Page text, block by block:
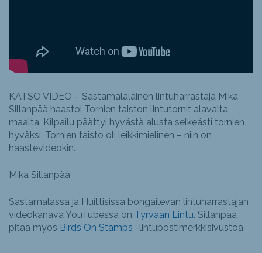
KATSO VIDEO – Sastamalalainen lintuharrastaja Mika
Sillanpää haastoi Tornien taiston lintutornit alavalta
maalta. Kilpailu päättyi hyvästä alusta selkeästi tornien
hyväksi. Tornien taisto oli leikkimielinen – niin on
haastevideokin.
Mika Sillanpää
Sastamalassa ja Huittisissa bongailevan lintuharrastajan
videokanava YouTubessa on Tyrvään Lintu. Sillanpää
pitää myös Birds On Stamps -lintupostimerkkisivustoa.